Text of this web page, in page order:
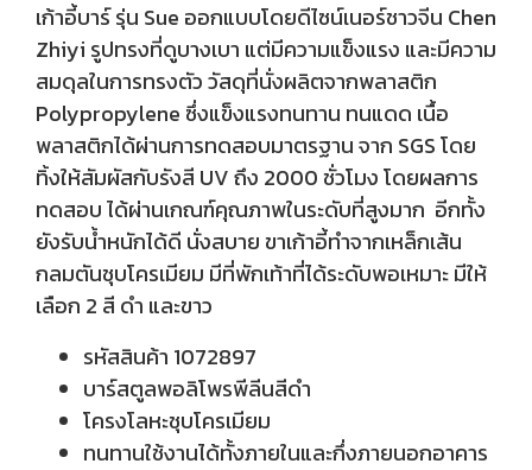
เก้าอี้บาร์ รุ่น Sue ออกแบบโดยดีไซน์เนอร์ชาวจีน Chen
Zhiyi รูปทรงที่ดูบางเบา แต่มีความแข็งแรง และมีความ
สมดุลในการทรงตัว วัสดุที่นั่งผลิตจากพลาสติก
Polypropylene ซึ่งแข็งแรงทนทาน ทนแดด เนื้อ
พลาสติกได้ผ่านการทดสอบมาตรฐาน จาก SGS โดย
ทิ้งให้สัมผัสกับรังสี UV ถึง 2000 ชั่วโมง โดยผลการ
ทดสอบ ได้ผ่านเกณฑ์คุณภาพในระดับที่สูงมาก อีกทั้ง
ยังรับน้ำหนักได้ดี นั่งสบาย ขาเก้าอี้ทำจากเหล็กเส้น
กลมตันชุบโครเมียม มีที่พักเท้าที่ได้ระดับพอเหมาะ มีให้
เลือก 2 สี ดำ และขาว
รหัสสินค้า 1072897
บาร์สตูลพอลิโพรพีลีนสีดำ
โครงโลหะชุบโครเมียม
ทนทานใช้งานได้ทั้งภายในและกึ่งภายนอกอาคาร